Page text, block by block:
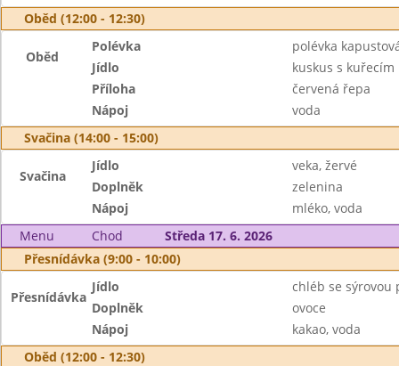
Oběd (12:00 - 12:30)
Oběd
Polévka
polévka
Jídlo
kuskus s
Příloha
červená řepa
Nápoj
voda
Svačina (14:00 - 15:00)
Svačina
Jídlo
veka, žervé
Doplněk
zelenina
Nápoj
mléko, voda
Menu
Chod
Středa 17. 6. 2026
Přesnídávka (9:00 - 10:00)
Přesnídávka
Jídlo
chléb se sýrovou
Doplněk
ovoce
Nápoj
kakao, voda
Oběd (12:00 - 12:30)